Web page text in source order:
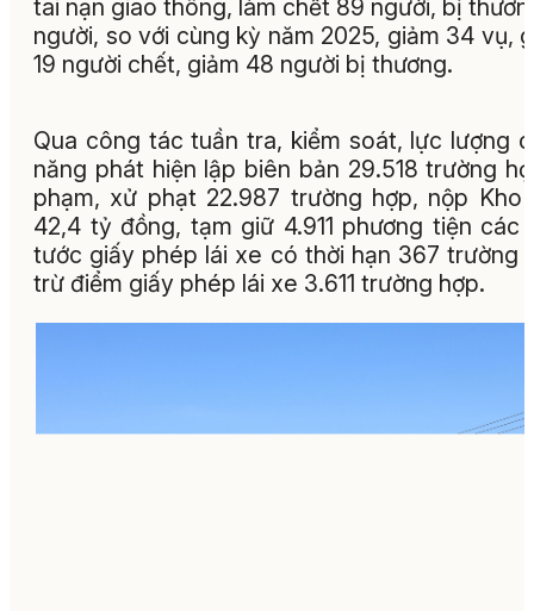
tai nạn giao thông, làm chết 89 người, bị
người, so với cùng kỳ năm 2025, giảm 34 vụ,
19 người chết, giảm 48 người bị thương.
Qua công tác tuần tra, kiểm soát, lực lượng
năng phát hiện lập biên bản 29.518 trường
phạm, xử phạt 22.987 trường hợp, nộp Kho
42,4 tỷ đồng, tạm giữ 4.911 phương tiện các
tước giấy phép lái xe có thời hạn 367 trường
trừ điểm giấy phép lái xe 3.611 trường hợp.